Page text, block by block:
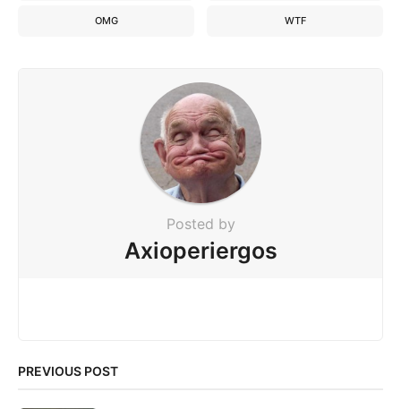
OMG WTF
Posted by
Axioperiergos
PREVIOUS POST